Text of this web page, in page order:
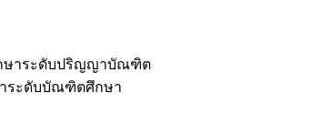
ษาระดับปริญญาบัณฑิต
ระดับบัณฑิตศึกษา